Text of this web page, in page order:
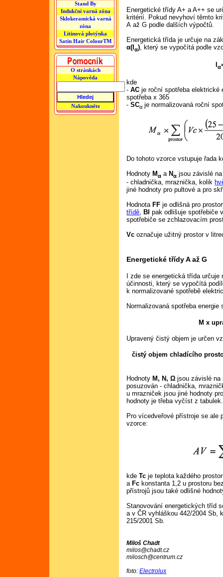
Stand By
Indukční varná zóna
Sklokeramická varná
zóna
Litinová plotýnka
Satin Hair ColourTM
O stránkách
Nápověda
Nakoukněte
Energetické třídy A+ a A++ se
kritérií. Pokud nevyhoví těmto
A až G podle dalších výpočtů.
Energetická třída je určuje na
α(Iα), který se vypočítá podle
α
kde
-AC je roční spotřeba elektrické
spotřeba x 365
-SCα je normalizovaná roční
Do tohoto vzorce vstupuje řada
HodnotyMα aNα jsou závislé
- chladnička, mraznička, kolik
jiné hodnoty pro pultové a pro
Hodnota FF je odlišná pro
třídě, BI pak odlišuje spotřebiče
spotřebiče se zchlazovacím
Vc označuje užitný prostor v
Energetické třídy A až G
I zde se energetická třída
účinnosti, který se vypočítá
k normalizované spotřebě
Normalizovaná spotřeba
M x
Upravený čistý objem je určen
čistý objem chladícího
HodnotyM, N, Ω jsou závislé
posuzován - chladnička,
u mrazniček jsou jiné hodnoty
hodnoty je třeba vyčíst z tabulek.
Pro vícedveřové přístroje se ale
vzorce:
kdeTc je teplota každého
aFc konstanta 1,2 u prostoru
přístrojů jsou také odlišné
Stanovování energetických tříd
a v ČR vyhláškou 442/2004 Sb,
215/2001 Sb.
Miloš Chadt
milos@chadt.cz
milosch@centrum.cz
foto:Electrolux